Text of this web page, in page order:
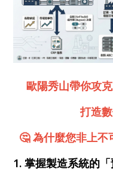
歐陽秀山帶你攻
打造
🤔 為什麼您非上不
1. 掌握製造系統的「